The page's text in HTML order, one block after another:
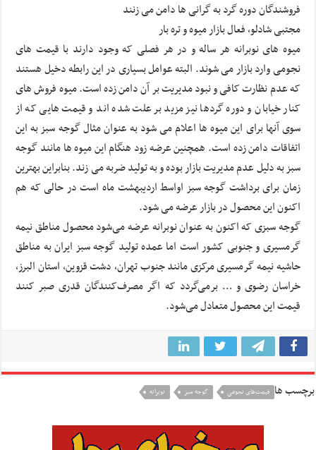
فروشندگان دوره گرد به گرانی ها دامن می زنند
مجتبی شادلو، فعال بازار میوه و تره بار
میوه های نوبرانه هر ساله و در هر فصلی که وجود دارند با قیمت های
نجومی وارد بازار می شوند. البته عوامل بسیاری در این رابطه دخیل هستند
که عدم نظارت کافی و نبود مدیریت بر آن دامن زده است. میوه فروش های
کنار خیابان و دوره گردها نیز مزید بر علت شده اند و قیمت هایی که از
سوی آنها برای این میوه ها اعلام می شود به عنوان مثال گوجه سبز به این
اتفاقات دامن زده است. همچنین عرضه زود هنگام این میوه ها مانند گوجه
سبز به دلیل عدم مدیریت بازار بوده و به تولید ضربه می زند. بنابراین بهترین
زمان برای برداشت گوجه سبز اواسط اردیبهشت ماه است در حالی که هم
اکنون این محصول در بازار عرضه می شود.
گوجه سبزی که اکنون به عنوان نوبرانه عرضه می‌شود محصول مناطق نیمه
گرمسیری و جنوبی کشور است اما عمده تولید گوجه سبز ایران به مناطق
حاشیه نیمه گرمسیری مرکزی مانند جنوب تهران، دشت قزوین، استان البرز،
خراسان رضوی و … برمی‌گردد که اگر مصرف‌کنندگان قدری صبر کنند
قیمت این محصول متعادل‌ می‌شود.
برچسب ها قیمت‌های نجومی گوجه سبز نوبرانه